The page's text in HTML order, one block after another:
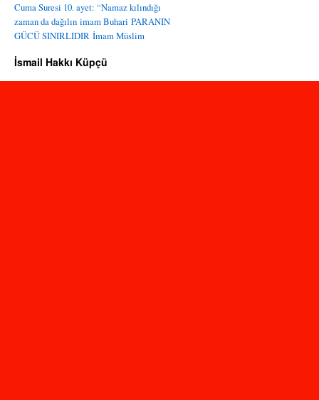
Cuma Suresi 10. ayet: “Namaz kılındığı
zaman da dağılın imam Buhari PARANIN
GÜCÜ SINIRLIDIR İmam Müslim
İsmail Hakkı Küpçü